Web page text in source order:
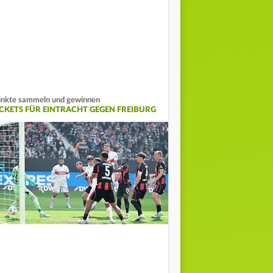
sammeln und gewinnen
FÜR EINTRACHT GEGEN FREIBURG